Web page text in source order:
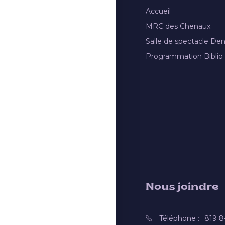
Accueil
MRC des Chenaux
Salle de spectacle
Programmation Biblio
Nous joindre
Téléphone : 819